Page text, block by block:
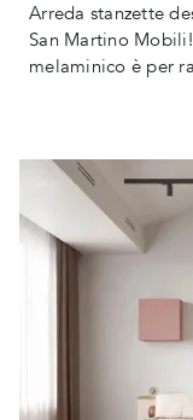
Arreda stanzette
San Martino
melaminico è per